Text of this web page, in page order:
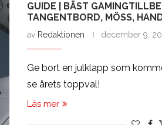
GUIDE | BÄST
TANGENTBORD, MÖSS,
av Redaktionen december 9,
Ge bort en julklapp som
se årets toppval!
Läs mer